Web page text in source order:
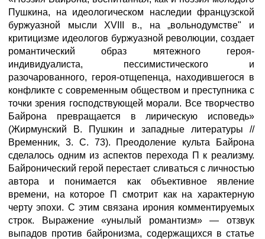
Пушкина, на идеологическом наследии французской
буржуазной мысли XVIII в., на „вольнодумстве" и
критицизме идеологов буржуазной революции, создает
романтический образ мятежного героя-
индивидуалиста, пессимистического и
разочарованного, героя-отщепенца, находившегося в
конфликте с современным обществом и преступника с
точки зрения господствующей морали. Все творчество
Байрона превращается в лирическую исповедь»
(Жирмунский В. Пушкин и западные литературы //
Временник, 3. С. 73). Преодоление культа Байрона
сделалось одним из аспектов перехода П к реализму.
Байронический герой перестает сливаться с личностью
автора и понимается как объективное явление
времени, на которое П смотрит как на характерную
черту эпохи. С этим связана ирония комментируемых
строк. Выражение «унылый романтизм» — отзвук
выпадов против байронизма, содержащихся в статье